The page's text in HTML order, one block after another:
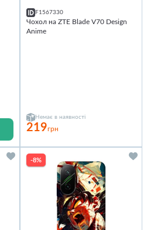
F1567330
Чохол на ZTE Blade V70 Design
Anime
Немає в наявності
219грн
-8%